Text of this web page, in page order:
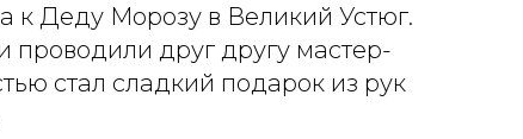
к Деду Морозу в Великий Устюг.
проводили друг другу мастер-
стал сладкий подарок из рук